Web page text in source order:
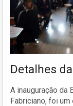
Detalhes
A inauguração da
Fabriciano, foi